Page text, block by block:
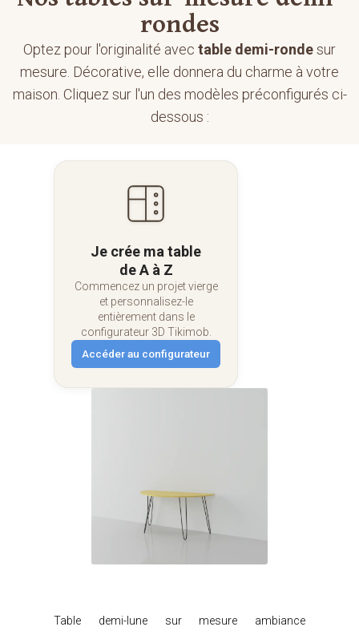
rondes
Optez pour l'originalité avec table demi-rondesur
mesure. Décorative, elle donnera du charme à votre
maison. Cliquez sur l'un des modèles préconfigurés ci-
dessous :
Je crée ma table
de A à Z
Commencez un projet vierge
et personnalisez-le
entièrement dans le
configurateur 3D Tikimob.
Accéder au configurateur
Table demi-lune sur mesure ambiance